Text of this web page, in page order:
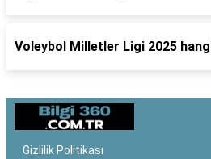
Voleybol Milletler Ligi 2025
Gizlilik Politikası